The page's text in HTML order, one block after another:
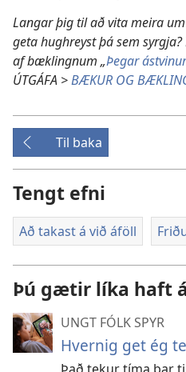
Langar þig til að vita meira
geta hughreyst þá sem
af bæklingnum „Þegar
ÚTGÁFA >BÆKUR OG
Til baka
Tengt efni
Að takast á við áföll
Þú gætir líka haft
UNGT FÓLK SPYR
Hvernig get ég